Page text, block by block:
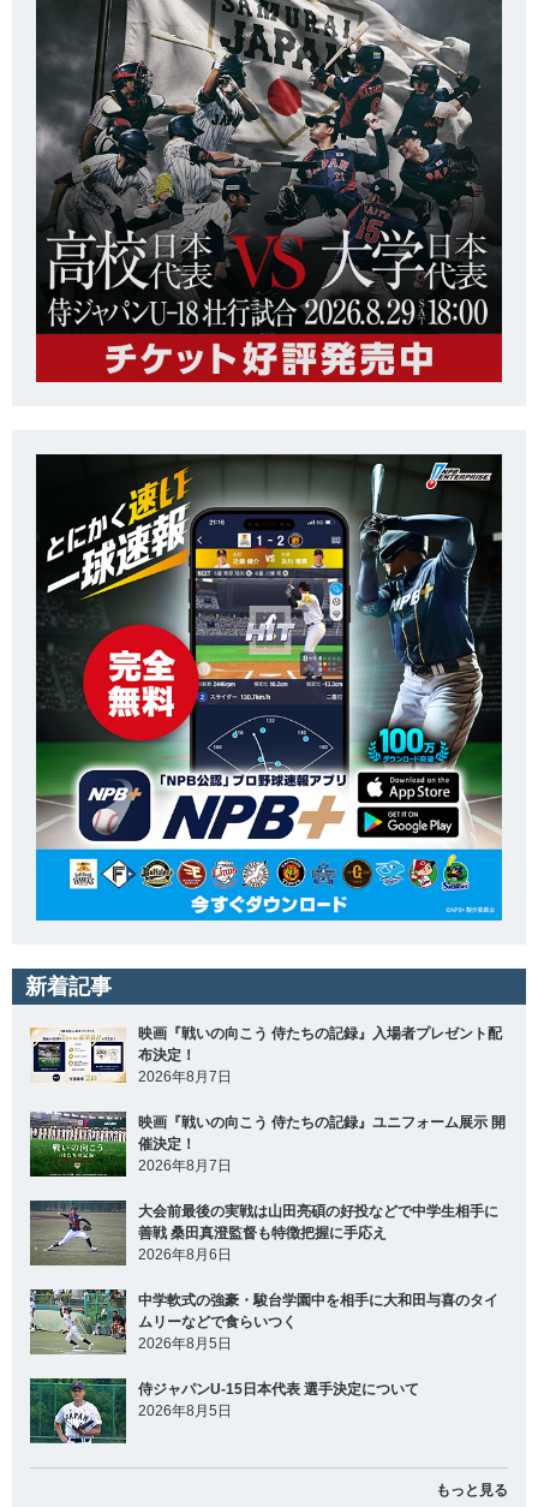
新着記事
映画『戦いの向こう 侍たちの記録』入場者プレゼント配
布決定！
2026年8月7日
映画『戦いの向こう 侍たちの記録』ユニフォーム展示 開
催決定！
2026年8月7日
大会前最後の実戦は山田亮碩の好投などで中学生相手に
善戦 桑田真澄監督も特徴把握に手応え
2026年8月6日
中学軟式の強豪・駿台学園中を相手に大和田与喜のタイ
ムリーなどで食らいつく
2026年8月5日
侍ジャパンU-15日本代表 選手決定について
2026年8月5日
もっと見る